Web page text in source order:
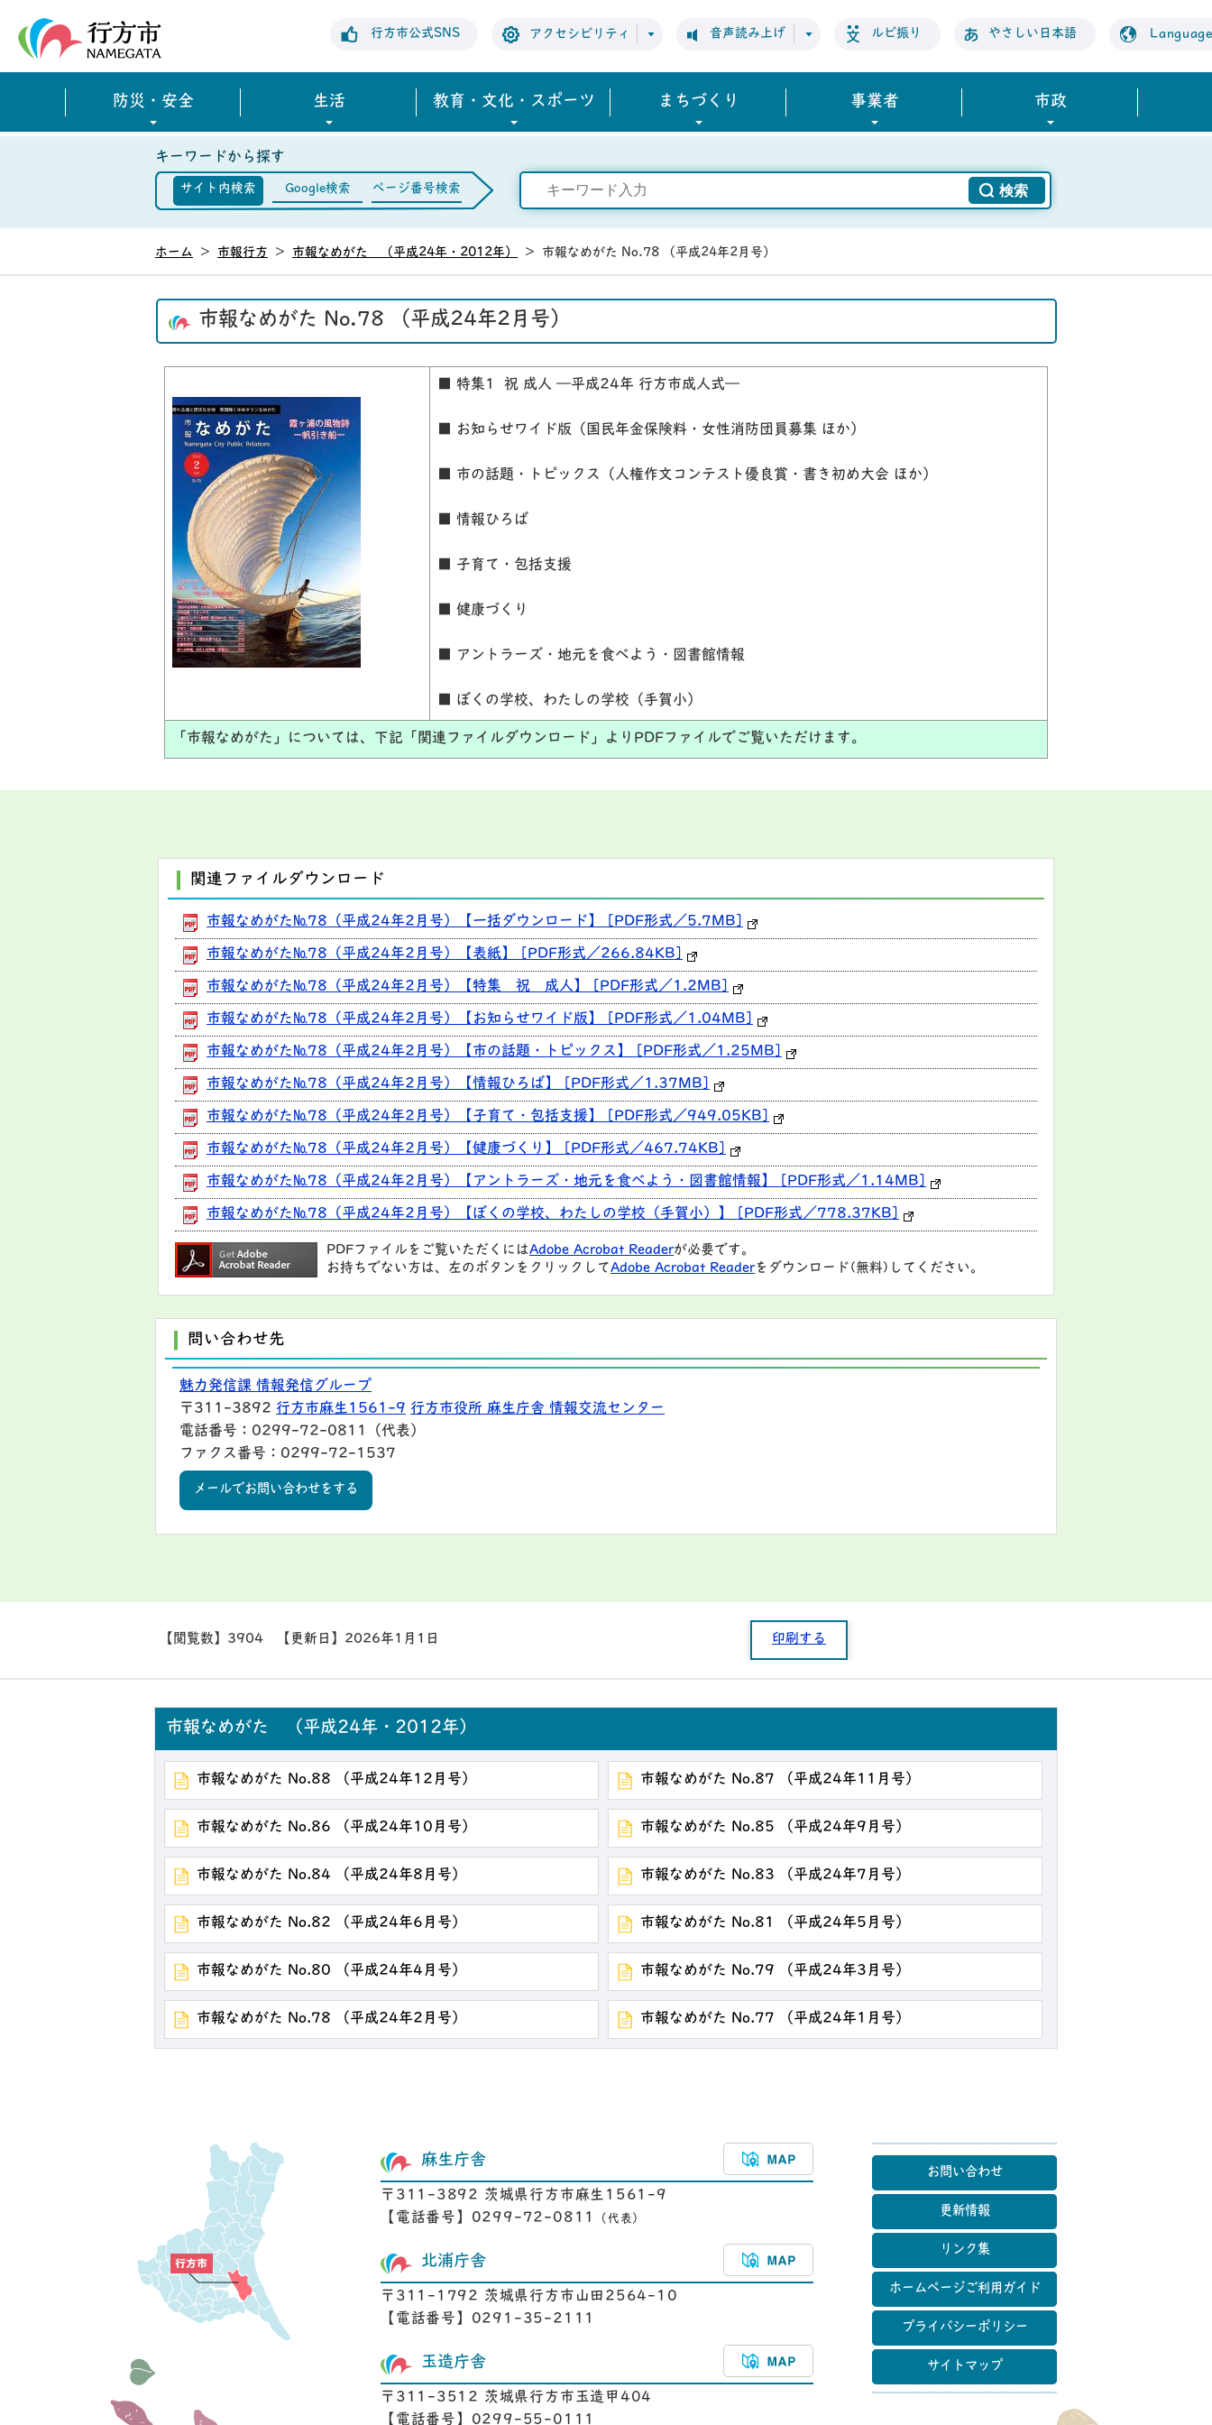
行方市公式SNS アクセシビリティ 音声読み上げ ルビ振り やさしい日本語 Language
防災・安全 生活 教育・文化・スポーツ まちづくり 事業者 市政
キーワードから探す
サイト内検索 Google検索 ページ番号検索
ホーム > 市報行方 > 市報なめがた （平成24年・2012年） > 市報なめがた No.78 （平成24年2月号）
市報なめがた No.78 （平成24年2月号）
■ 特集1 祝 成人 ―平成24年 行方市成人式―
■ お知らせワイド版（国民年金保険料・女性消防団員募集 ほか）
■ 市の話題・トピックス（人権作文コンテスト優良賞・書き初め大会 ほか）
■ 情報ひろば
■ 子育て・包括支援
■ 健康づくり
■ アントラーズ・地元を食べよう・図書館情報
■ ぼくの学校、わたしの学校（手賀小）
「市報なめがた」については、下記「関連ファイルダウンロード」よりPDFファイルでご覧いただけます。
関連ファイルダウンロード
市報なめがた№78（平成24年2月号）【一括ダウンロード】 [PDF形式／5.7MB]
市報なめがた№78（平成24年2月号）【表紙】 [PDF形式／266.84KB]
市報なめがた№78（平成24年2月号）【特集 祝 成人】 [PDF形式／1.2MB]
市報なめがた№78（平成24年2月号）【お知らせワイド版】 [PDF形式／1.04MB]
市報なめがた№78（平成24年2月号）【市の話題・トピックス】 [PDF形式／1.25MB]
市報なめがた№78（平成24年2月号）【情報ひろば】 [PDF形式／1.37MB]
市報なめがた№78（平成24年2月号）【子育て・包括支援】 [PDF形式／949.05KB]
市報なめがた№78（平成24年2月号）【健康づくり】 [PDF形式／467.74KB]
市報なめがた№78（平成24年2月号）【アントラーズ・地元を食べよう・図書館情報】 [PDF形式／1.14MB]
市報なめがた№78（平成24年2月号）【ぼくの学校、わたしの学校（手賀小）】 [PDF形式／778.37KB]
PDFファイルをご覧いただくにはAdobe Acrobat Readerが必要です。
お持ちでない方は、左のボタンをクリックして Adobe Acrobat Readerをダウンロード(無料)してください。
問い合わせ先
魅力発信課 情報発信グループ
〒311-3892 行方市麻生1561-9 行方市役所 麻生庁舎 情報交流センター
電話番号：0299-72-0811（代表）
ファクス番号：0299-72-1537
メールでお問い合わせをする
【閲覧数】 3904 【更新日】 2026年1月1日 印刷する
市報なめがた （平成24年・2012年）
市報なめがた No.88 （平成24年12月号） 市報なめがた No.87 （平成24年11月号）
市報なめがた No.86 （平成24年10月号） 市報なめがた No.85 （平成24年9月号）
市報なめがた No.84 （平成24年8月号） 市報なめがた No.83 （平成24年7月号）
市報なめがた No.82 （平成24年6月号） 市報なめがた No.81 （平成24年5月号）
市報なめがた No.80 （平成24年4月号） 市報なめがた No.79 （平成24年3月号）
市報なめがた No.78 （平成24年2月号） 市報なめがた No.77 （平成24年1月号）
麻生庁舎
〒311-3892 茨城県行方市麻生1561-9
【電話番号】0299-72-0811
（代表）
マップ
北浦庁舎
〒311-1792 茨城県行方市山田2564-10
【電話番号】0291-35-2111
玉造庁舎
〒311-3512 茨城県行方市玉造甲404
【電話番号】0299-55-0111
お問い合わせ
更新情報
リンク集
ホームページご利用ガイド
プライバシーポリシー
サイトマップ